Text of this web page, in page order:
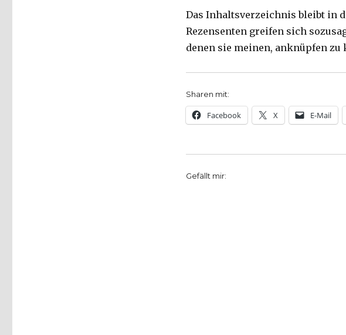
Das Inhaltsverzeichnis bleibt in
Rezensenten greifen sich
denen sie meinen, anknüpfen zu
Sharen mit:
Facebook X E-Mail
Gefällt mir: